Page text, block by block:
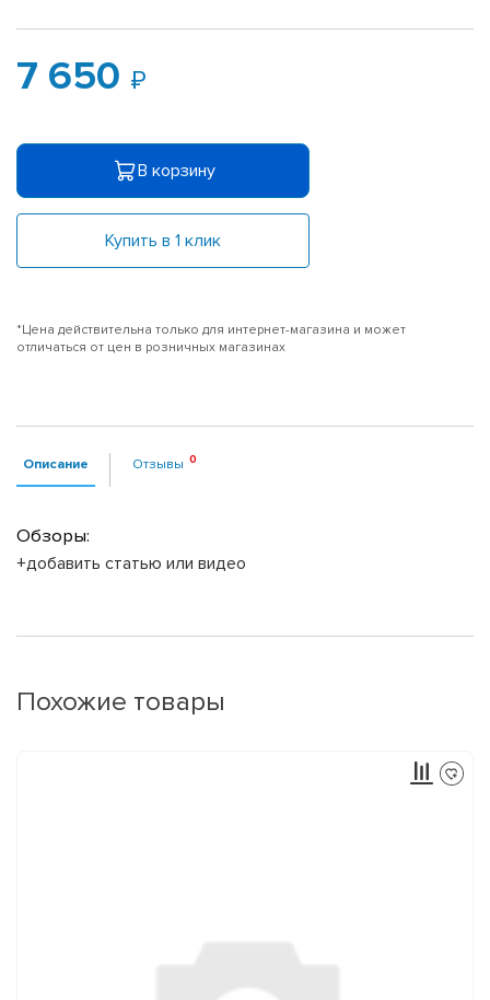
7 650
В корзину
Купить в 1 клик
*Цена действительна только для интернет-магазина и может
отличаться от цен в розничных магазинах
Описание Отзывы
Обзоры:
+добавить статью или видео
Похожие товары